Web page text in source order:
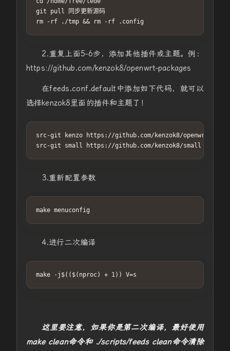
git pull 同步更新源码
rm -rf ./tmp && rm -rf .config
2.重复上面5-6步，添加其他插件或主题。例：
https://github.com/kenzok8/openwrt-packages
在feeds.conf.default中添加如下代码，就可以
选择kenzok8里面的插件和主题了！
src-git kenzo https://github.com/kenzok8/openwrt-
src-git small https://github.com/kenzok8/small
3.重新配置参数
make menuconfig
4.进行二次编译
make -j$(($(nproc) + 1)) V=s
这里要注意，如果你是第二次编译，最好使用
make clean命令和 ./scripts/feeds clean命令清除